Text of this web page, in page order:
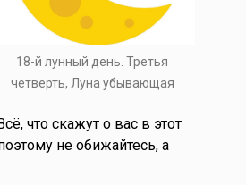
18-й лунный день. Третья
четверть, Луна убывающая
что скажут о вас в этот
не обижайтесь, а